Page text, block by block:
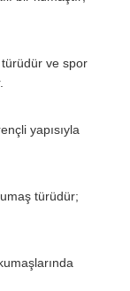
ve spor
yapısıyla
türüdür;